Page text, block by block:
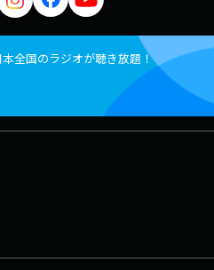
全国のラジオが聴き放題！